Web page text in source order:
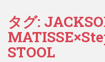
タグ:
STOOL